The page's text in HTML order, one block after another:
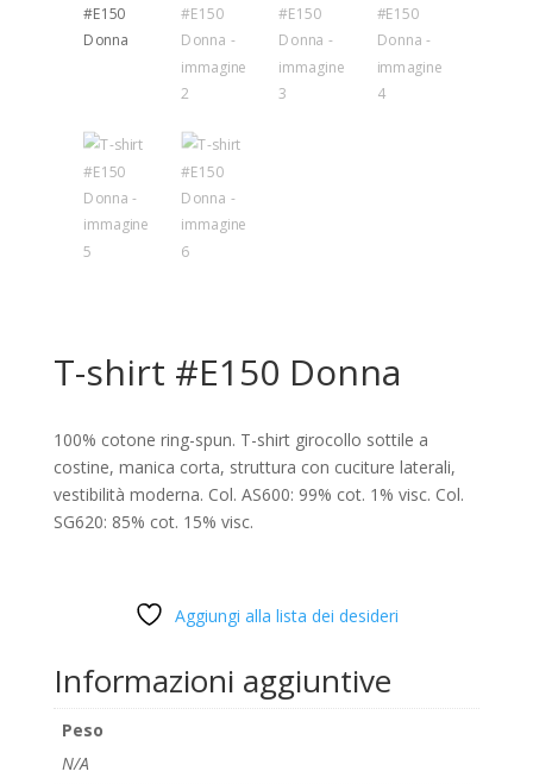
T-shirt #E150 Donna
100% cotone ring-spun. T-shirt girocollo sottile a
costine, manica corta, struttura con cuciture laterali,
vestibilità moderna. Col. AS600: 99% cot. 1% visc. Col.
SG620: 85% cot. 15% visc.
Aggiungi alla lista dei desideri
Informazioni aggiuntive
Peso
N/A